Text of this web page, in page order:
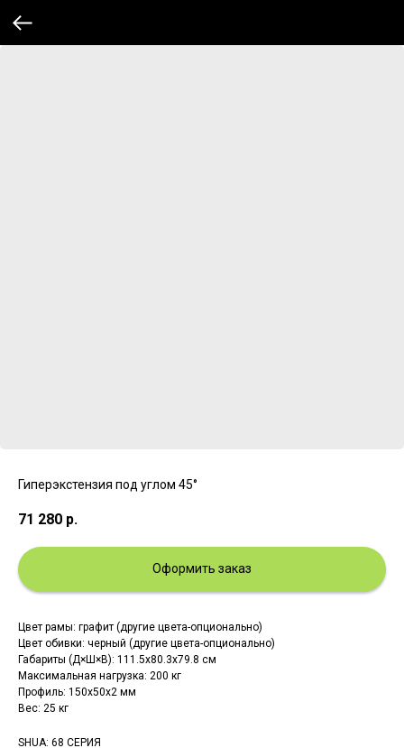
Гиперэкстензия под углом 45°
71 280 р.
Оформить заказ
Цвет рамы: графит (другие цвета-опционально)
Цвет обивки: черный (другие цвета-опционально)
Габариты (Д×Ш×В): 111.5x80.3x79.8 см
Максимальная нагрузка: 200 кг
Профиль: 150х50х2 мм
Вес: 25 кг
SHUA: 68 СЕРИЯ